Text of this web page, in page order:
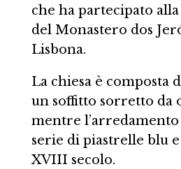
che ha partecipato
del Monastero dos
Lisbona.
La chiesa è composta
un soffitto sorretto da
mentre
serie di piastrelle blu
XVIII secolo.